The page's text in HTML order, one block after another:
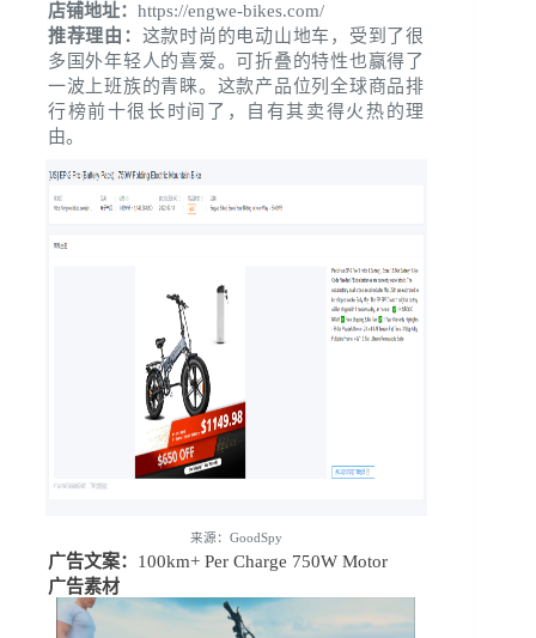
店铺地址： https://engwe-bikes.com/
推荐理由： 这款时尚的电动山地车，受到了很
多国外年轻人的喜爱。可折叠的特性也赢得了
一波上班族的青睐。这款产品位列全球商品排
行榜前十很长时间了，自有其卖得火热的理
由。
来源：GoodSpy
广告文案： 100km+ Per Charge 750W Motor
广告素材